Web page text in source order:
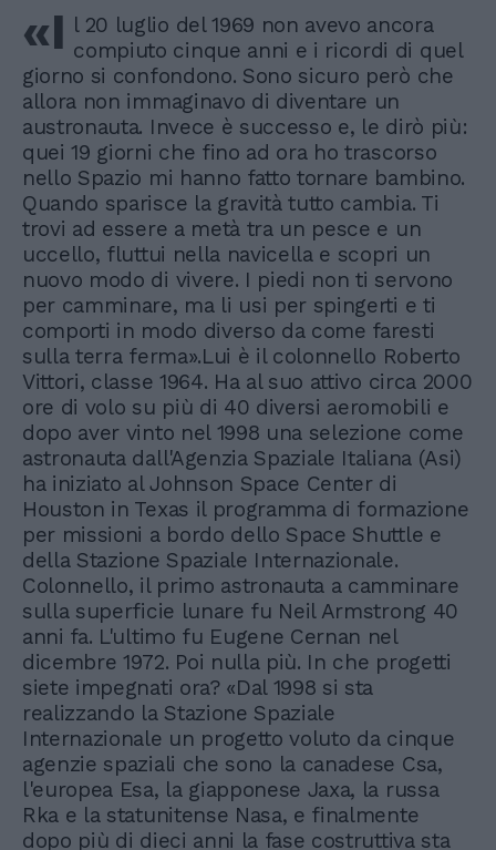
«I l 20 luglio del 1969 non avevo ancora
compiuto cinque anni e i ricordi di quel
giorno si confondono. Sono sicuro però che
allora non immaginavo di diventare un
austronauta. Invece è successo e, le dirò più:
quei 19 giorni che fino ad ora ho trascorso
nello Spazio mi hanno fatto tornare bambino.
Quando sparisce la gravità tutto cambia. Ti
trovi ad essere a metà tra un pesce e un
uccello, fluttui nella navicella e scopri un
nuovo modo di vivere. I piedi non ti servono
per camminare, ma li usi per spingerti e ti
comporti in modo diverso da come faresti
sulla terra ferma».Lui è il colonnello Roberto
Vittori, classe 1964. Ha al suo attivo circa 2000
ore di volo su più di 40 diversi aeromobili e
dopo aver vinto nel 1998 una selezione come
astronauta dall'Agenzia Spaziale Italiana (Asi)
ha iniziato al Johnson Space Center di
Houston in Texas il programma di formazione
per missioni a bordo dello Space Shuttle e
della Stazione Spaziale Internazionale.
Colonnello, il primo astronauta a camminare
sulla superficie lunare fu Neil Armstrong 40
anni fa. L'ultimo fu Eugene Cernan nel
dicembre 1972. Poi nulla più. In che progetti
siete impegnati ora? «Dal 1998 si sta
realizzando la Stazione Spaziale
Internazionale un progetto voluto da cinque
agenzie spaziali che sono la canadese Csa,
l'europea Esa, la giapponese Jaxa, la russa
Rka e la statunitense Nasa, e finalmente
dopo più di dieci anni la fase costruttiva sta